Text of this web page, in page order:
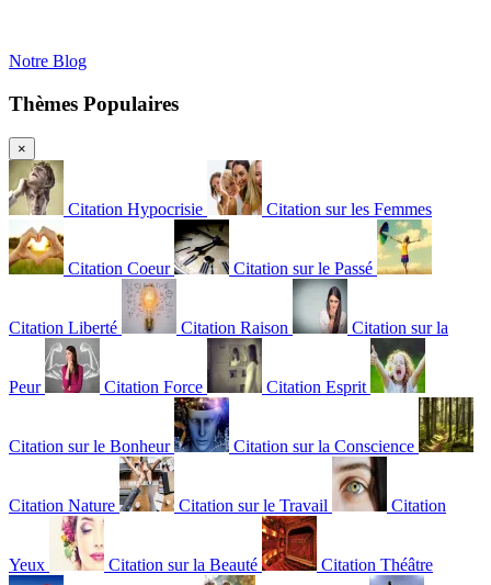
Notre Blog
Thèmes Populaires
×
Citation Hypocrisie Citation sur les Femmes
Citation Coeur Citation sur le Passé
Citation Liberté Citation Raison Citation sur la
Peur Citation Force Citation Esprit
Citation sur le Bonheur Citation sur la Conscience
Citation Nature Citation sur le Travail Citation
Yeux Citation sur la Beauté Citation Théâtre